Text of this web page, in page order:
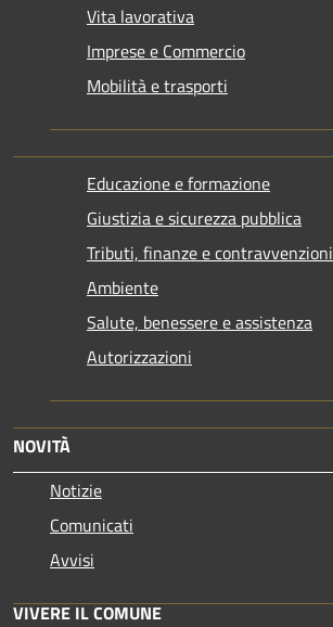
Vita lavorativa
Imprese e Commercio
Mobilità e trasporti
Educazione e formazione
Giustizia e sicurezza pubblica
Tributi, finanze e contravvenzioni
Ambiente
Salute, benessere e assistenza
Autorizzazioni
NOVITÀ
Notizie
Comunicati
Avvisi
VIVERE IL COMUNE